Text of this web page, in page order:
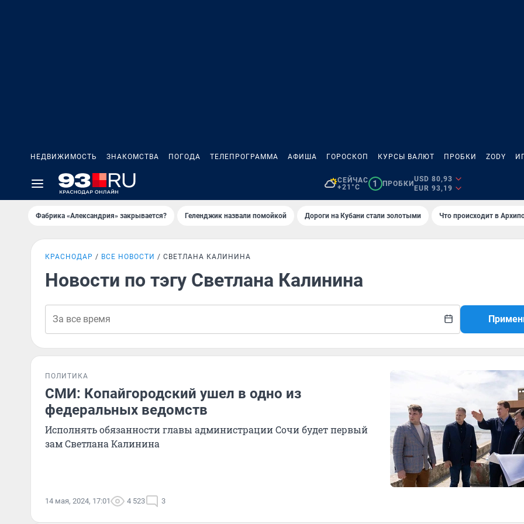
НЕДВИЖИМОСТЬ ЗНАКОМСТВА ПОГОДА ТЕЛЕПРОГРАММА АФИША ГОРОСКОП КУРСЫ ВАЛЮТ ПРОБКИ ZODY
СЕЙЧАС
+21°C
1 ПРОБКИ
USD 80,93
EUR 93,19
Фабрика «Александрия» закрывается? Геленджик назвали помойкой Дороги на Кубани стали золотыми Что происходит в
КРАСНОДАР ВСЕ НОВОСТИ СВЕТЛАНА КАЛИНИНА
Новости по тэгу Светлана Калинина
ПОЛИТИКА
СМИ: Копайгородский ушел в одно из
федеральных ведомств
Исполнять обязанности главы администрации Сочи будет первый
зам Светлана Калинина
14 мая, 2024, 17:01 4 523 3